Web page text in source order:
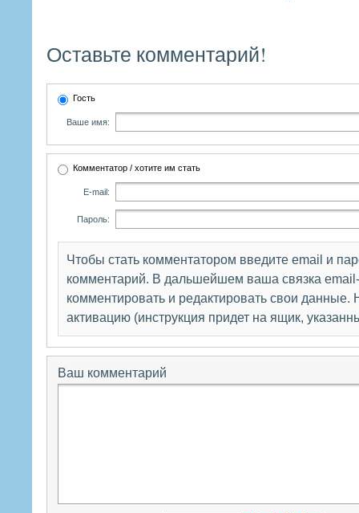
Оставьте комментарий!
Гость
Ваше имя:
Комментатор / хотите им стать
E-mail:
Пароль:
Чтобы стать комментатором введите email и
комментарий. В дальшейшем ваша связка
комментировать и редактировать свои данные.
активацию (инструкция придет на ящик,
Ваш комментарий